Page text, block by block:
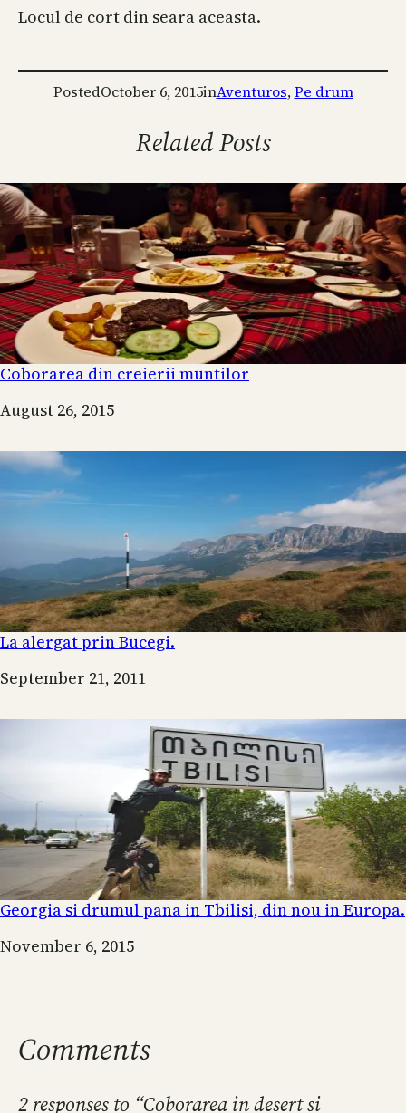
Locul de cort din seara aceasta.
PostedOctober 6, 2015inAventuros, Pe drum
Related Posts
Coborarea din creierii muntilor
Date
August 26, 2015
La alergat prin Bucegi.
Date
September 21, 2011
Georgia si drumul pana in Tbilisi, din nou in Europa.
Date
November 6, 2015
Comments
2 responses to “Coborarea in desert si